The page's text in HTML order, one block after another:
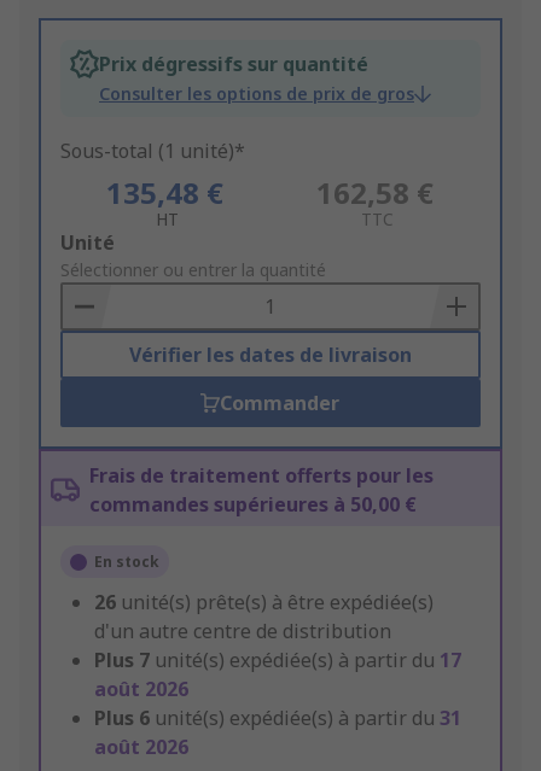
Prix dégressifs sur quantité
Consulter les options de prix de gros
Sous-total (1 unité)*
135,48 €
HT
162,58 €
TTC
Add
to
Basket
Unité
Sélectionner ou entrer la quantité
Vérifier les dates de livraison
Commander
Frais de traitement offerts pour les
commandes supérieures à 50,00 €
En stock
26 unité(s) prête(s) à être expédiée(s)
d'un autre centre de distribution
Plus 7 unité(s) expédiée(s) à partir du 17
août 2026
Plus 6 unité(s) expédiée(s) à partir du 31
août 2026